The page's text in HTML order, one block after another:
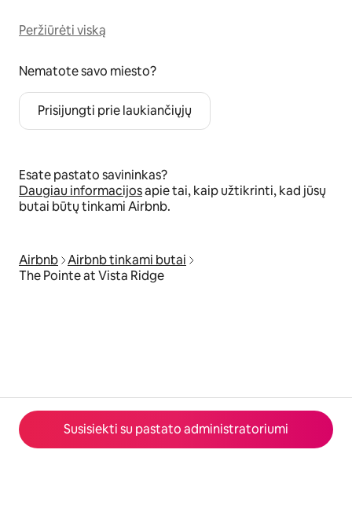
Susisiekti su pastato administratoriumi
Peržiūrėti viską
Nematote savo miesto?
Prisijungti prie laukiančiųjų
Esate pastato savininkas?
Daugiau informacijosapie tai, kaip užtikrinti, kad jūsų
butai būtų tinkami Airbnb.
Airbnb Airbnb tinkami butai
The Pointe at Vista Ridge